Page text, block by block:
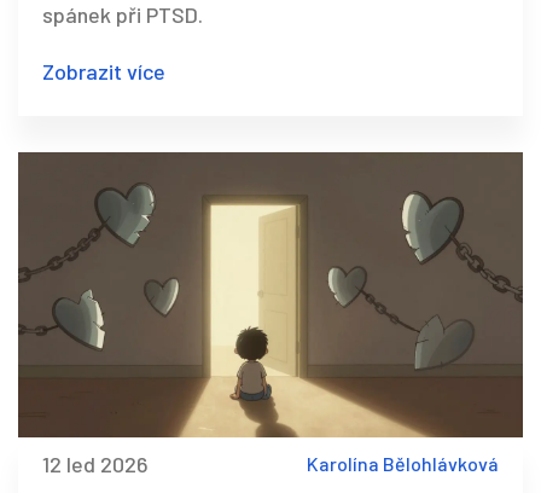
spánek při PTSD.
Zobrazit více
12 led 2026 Karolína Bělohlávková